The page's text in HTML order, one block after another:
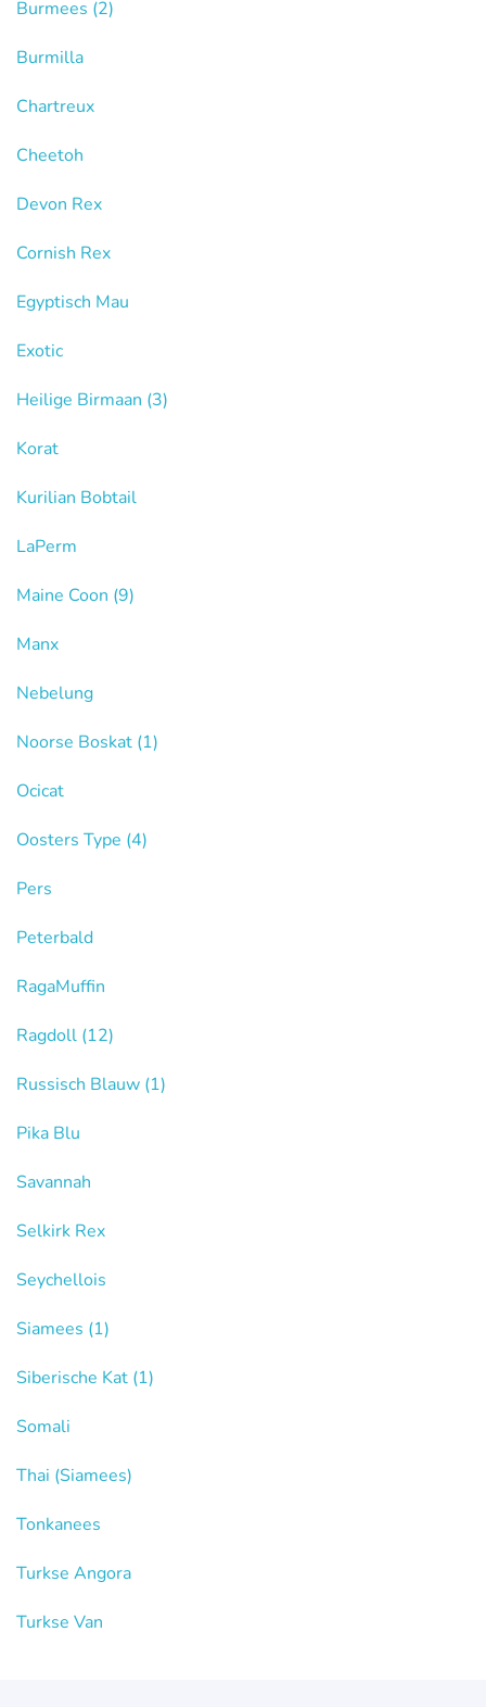
Burmees (2)
Burmilla
Chartreux
Cheetoh
Devon Rex
Cornish Rex
Egyptisch Mau
Exotic
Heilige Birmaan (3)
Korat
Kurilian Bobtail
LaPerm
Maine Coon (9)
Manx
Nebelung
Noorse Boskat (1)
Ocicat
Oosters Type (4)
Pers
Peterbald
RagaMuffin
Ragdoll (12)
Russisch Blauw (1)
Pika Blu
Savannah
Selkirk Rex
Seychellois
Siamees (1)
Siberische Kat (1)
Somali
Thai (Siamees)
Tonkanees
Turkse Angora
Turkse Van